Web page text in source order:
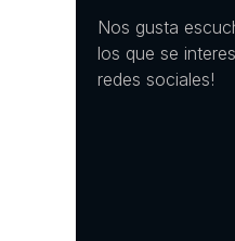
Nos gusta
los que se
redes sociales!